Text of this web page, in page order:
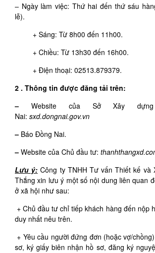
– Ngày làm việc: Thứ hai đến thứ sáu
lễ).
+ Sáng: Từ 8h00 đến 11h00.
+ Chiều: Từ 13h30 đến 16h00.
+ Điện thoại: 02513.879379.
2 . Thông tin được đăng tải trên:
– Website của Sở Xây
Nai: sxd.dongnai.gov.vn
– Báo Đồng Nai.
– Website của Chủ đầu tư:
Lưu ý: Công ty TNHH Tư vấn Thiết kế và
Thắng xin lưu ý một số nội dung liên quan
ở xã hội như sau:
+ Chủ đầu tư chỉ tiếp khách hàng đến nộp
duy nhất nêu trên.
+ Yêu cầu người đứng đơn (hoặc vợ/
sơ, ký giấy biên nhận hồ sơ, đăng ký